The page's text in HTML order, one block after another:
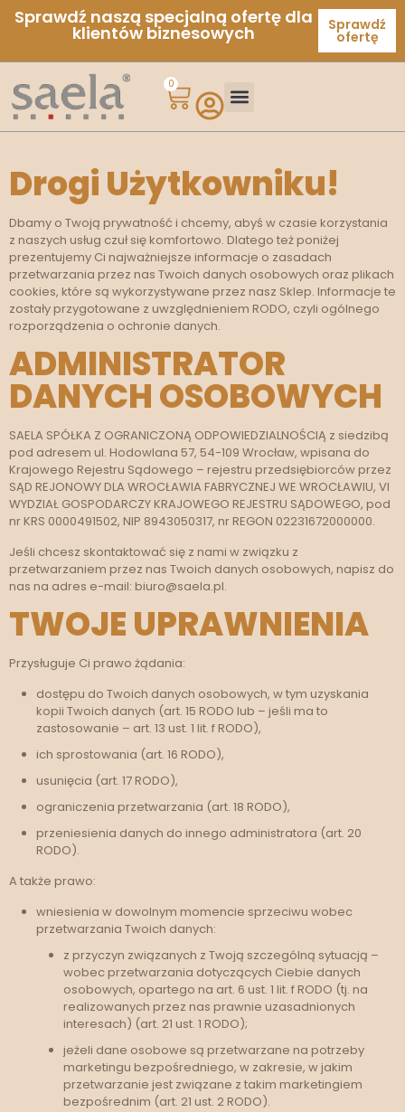
Sprawdź naszą specjalną ofertę dla
klientów biznesowych Sprawdź
ofertę
0
Drogi Użytkowniku!
Dbamy o Twoją prywatność i chcemy, abyś w czasie korzystania
z naszych usług czuł się komfortowo. Dlatego też poniżej
prezentujemy Ci najważniejsze informacje o zasadach
przetwarzania przez nas Twoich danych osobowych oraz plikach
cookies, które są wykorzystywane przez nasz Sklep. Informacje te
zostały przygotowane z uwzględnieniem RODO, czyli ogólnego
rozporządzenia o ochronie danych.
ADMINISTRATOR
DANYCH OSOBOWYCH
SAELA SPÓŁKA Z OGRANICZONĄ ODPOWIEDZIALNOŚCIĄ z siedzibą
pod adresem ul. Hodowlana 57, 54-109 Wrocław, wpisana do
Krajowego Rejestru Sądowego – rejestru przedsiębiorców przez
SĄD REJONOWY DLA WROCŁAWIA FABRYCZNEJ WE WROCŁAWIU, VI
WYDZIAŁ GOSPODARCZY KRAJOWEGO REJESTRU SĄDOWEGO, pod
nr KRS 0000491502, NIP 8943050317, nr REGON 02231672000000.
Jeśli chcesz skontaktować się z nami w związku z
przetwarzaniem przez nas Twoich danych osobowych, napisz do
nas na adres e-mail: biuro@saela.pl.
TWOJE UPRAWNIENIA
Przysługuje Ci prawo żądania:
dostępu do Twoich danych osobowych, w tym uzyskania
kopii Twoich danych (art. 15 RODO lub – jeśli ma to
zastosowanie – art. 13 ust. 1 lit. f RODO),
ich sprostowania (art. 16 RODO),
usunięcia (art. 17 RODO),
ograniczenia przetwarzania (art. 18 RODO),
przeniesienia danych do innego administratora (art. 20
RODO).
A także prawo:
wniesienia w dowolnym momencie sprzeciwu wobec
przetwarzania Twoich danych:
z przyczyn związanych z Twoją szczególną sytuacją –
wobec przetwarzania dotyczących Ciebie danych
osobowych, opartego na art. 6 ust. 1 lit. f RODO (tj. na
realizowanych przez nas prawnie uzasadnionych
interesach) (art. 21 ust. 1 RODO);
jeżeli dane osobowe są przetwarzane na potrzeby
marketingu bezpośredniego, w zakresie, w jakim
przetwarzanie jest związane z takim marketingiem
bezpośrednim (art. 21 ust. 2 RODO).